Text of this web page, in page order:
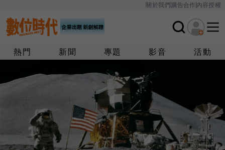
關於我們廣告合作內容授權
熱門 新聞 專題 影音 活動